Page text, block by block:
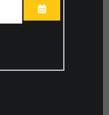
OUVRIR LE